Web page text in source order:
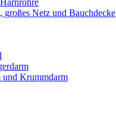
großes Netz und Bauchdecke
und Krummdarm